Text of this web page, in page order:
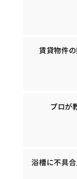
賃貸物件
プロが
浴槽に不具